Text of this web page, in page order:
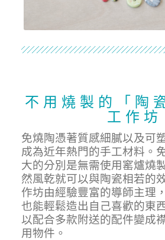
不 用 燒 製 的 「 陶
工 作 坊
免燒陶憑著質感細膩以及可
成為近年熱門的手工材料。
大的分別是無需使用窰爐燒
然風乾就可以與陶瓷相若的
作坊由經驗豐富的導師主理
也能輕鬆造出自己喜歡的東
以配合多款附送的配件變成
用物件。